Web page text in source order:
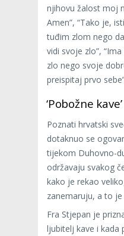
njihovu žalost moj
Amen”, “Tako je,
tuđim zlom nego
vidi svoje zlo”,
zlo nego svoje
preispitaj prvo
‘Pobožne kave’
Poznati hrvatski
dotaknuo se
tijekom Duhovno-
održavaju svakog
kako je rekao
zanemaruju, a to
Fra Stjepan je
ljubitelj kave i kada